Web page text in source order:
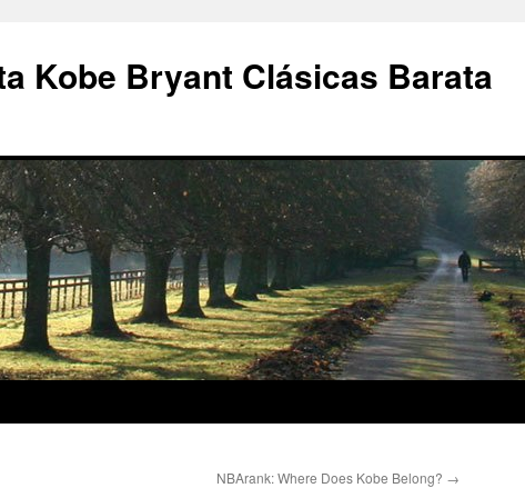
Kobe Bryant Clásicas Barata
NBArank: Where Does Kobe Belong? →